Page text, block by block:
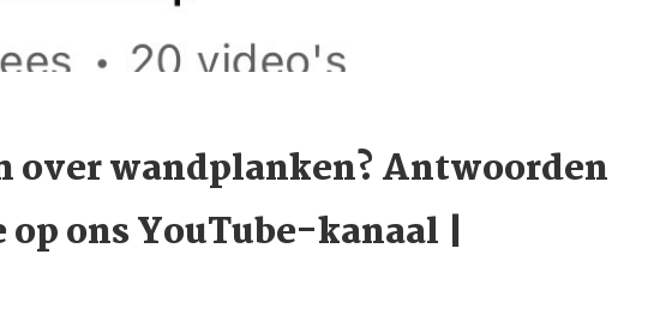
over wandplanken? Antwoorden
ons YouTube-kanaal |